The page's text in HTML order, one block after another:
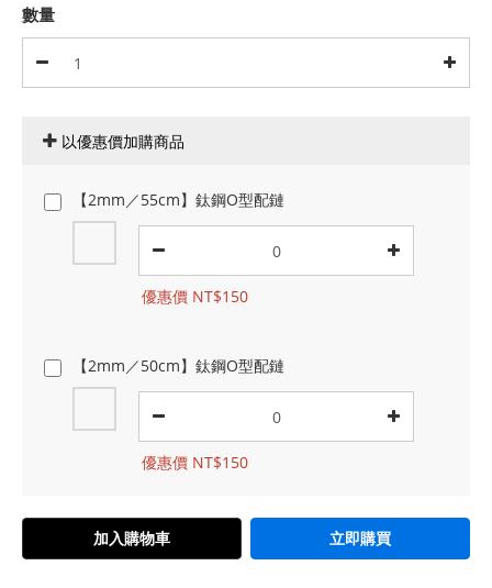
數量
以優惠價加購商品
【2mm／55cm】鈦鋼O型配鏈
優惠價 NT$150
【2mm／50cm】鈦鋼O型配鏈
優惠價 NT$150
加入購物車 立即購買